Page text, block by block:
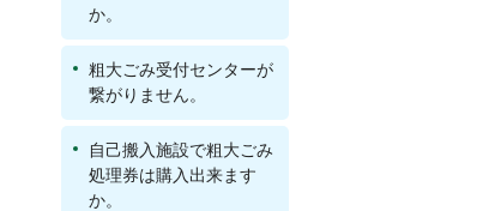
か。
粗大ごみ受付センターが
繋がりません。
自己搬入施設で粗大ごみ
処理券は購入出来ます
か。